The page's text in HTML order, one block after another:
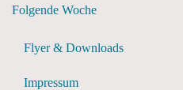
Folgende Woche
Flyer & Downloads
Impressum